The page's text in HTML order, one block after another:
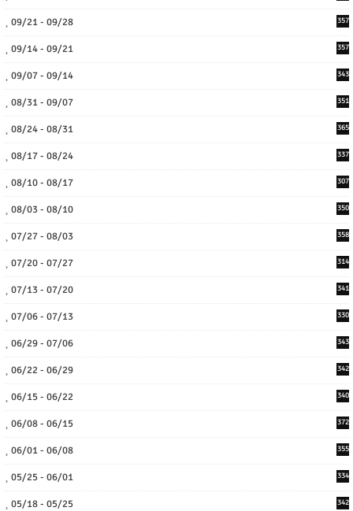
09/21 - 09/28 357
09/14 - 09/21 357
09/07 - 09/14 343
08/31 - 09/07 351
08/24 - 08/31 365
08/17 - 08/24 337
08/10 - 08/17 307
08/03 - 08/10 350
07/27 - 08/03 358
07/20 - 07/27 314
07/13 - 07/20 341
07/06 - 07/13 330
06/29 - 07/06 343
06/22 - 06/29 342
06/15 - 06/22 340
06/08 - 06/15 372
06/01 - 06/08 355
05/25 - 06/01 334
05/18 - 05/25 342